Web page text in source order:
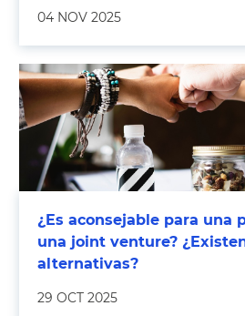
04 NOV 2025
¿Es aconsejable para una
una joint venture?
alternativas?
29 OCT 2025